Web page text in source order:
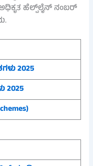
ಹೆಲ್ಪ್‌ಲೈನ್ ನಂಬರ್
2025
2025